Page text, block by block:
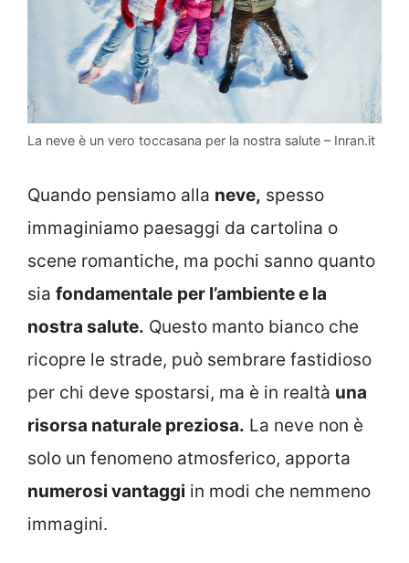
La neve è un vero toccasana per la nostra salute – Inran.it
Quando pensiamo alla neve, spesso
immaginiamo paesaggi da cartolina o
scene romantiche, ma pochi sanno quanto
sia fondamentale per l’ambiente e la
nostra salute. Questo manto bianco che
ricopre le strade, può sembrare fastidioso
per chi deve spostarsi, ma è in realtà una
risorsa naturale preziosa. La neve non è
solo un fenomeno atmosferico, apporta
numerosi vantaggi in modi che nemmeno
immagini.